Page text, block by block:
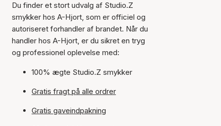
Du finder et stort udvalg af Studio.Z
smykker hos A-Hjort, som er officiel og
autoriseret forhandler af brandet. Når du
handler hos A-Hjort, er du sikret en tryg
og professionel oplevelse med:
100% ægte Studio.Z smykker
Gratis fragt på alle ordrer
Gratis gaveindpakning